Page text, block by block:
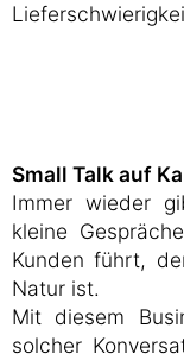
Small Talk auf
Immer wieder
kleine
Kunden führt,
Natur ist.
Mit diesem
solcher